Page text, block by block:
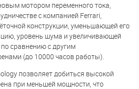
мотором переменного тока,
с компанией Ferrari,
конструкции, уменьшающей его
уровень шума и увеличивающей
сравнению с другим
(до 10000 часов работы).
позволяет добиться высокой
при меньшей мощности, что